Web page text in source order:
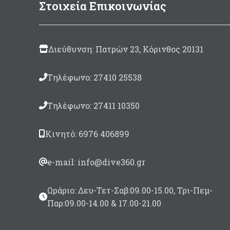
4 χειρολαβές με προστασία
για αποφυγή τραυματισμού
Boston valve για γρήγορο
Σχεδιασμένο για 3 αναβάτες
Στοιχεία Επικοινωνίας
Διεύθυνση: Πατρών 23, Κόρινθος 20131
Τηλέφωνο: 27410 25538
Τηλέφωνο: 27411 10350
Κινητό: 6976 406899
e-mail: info@dive360.gr
Ωράριο: Δευ-Τετ-Σαβ:09.00-15.00, Τρι-Πεμ-
Παρ:09.00-14.00 & 17.00-21.00